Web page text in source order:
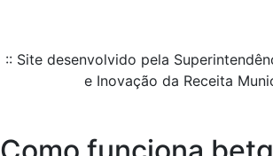
:: Site desenvolvido pela
e Inovação da Receita